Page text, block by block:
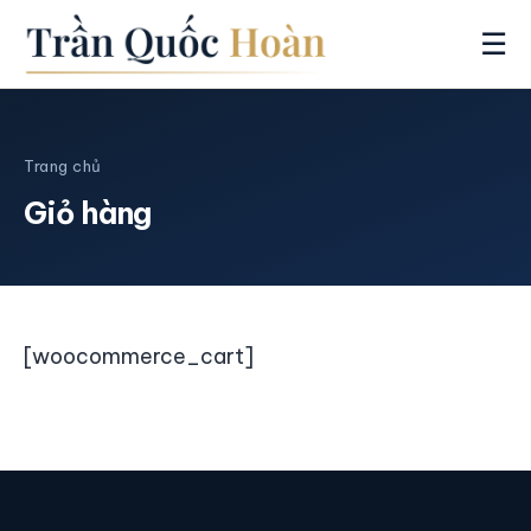
☰
Trang chủ
Giỏ hàng
[woocommerce_cart]